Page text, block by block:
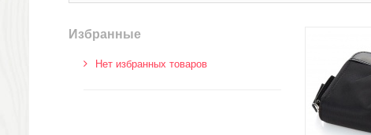
Избранные
Нет избранных товаров